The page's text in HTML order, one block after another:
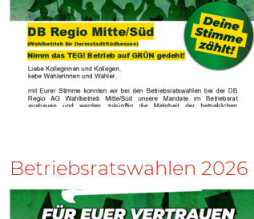
Betriebsratswahlen